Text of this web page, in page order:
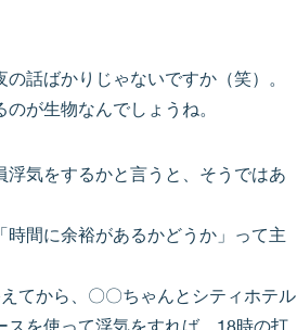
話ばかりじゃないですか（笑）。
が生物なんでしょうね。
気をするかと言うと、そうではあ
間に余裕があるかどうか」って主
てから、〇〇ちゃんとシティホテル
を使って浮気をすれば、18時の打